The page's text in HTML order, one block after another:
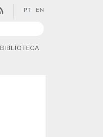
PT EN
BIBLIOTECA